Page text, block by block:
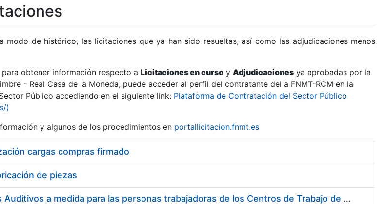
modo de histórico, las licitaciones que ya han sido resueltas, así como las adjudicaciones menos
obtener información respecto a Licitaciones en curso y Adjudicaciones ya aprobadas por la
- Real Casa de la Moneda, puede acceder al perfil del contratante del a FNMT-RCM en la
Público accediendo en el siguiente link: Plataforma de Contratación del Sector Público
)
y algunos de los procedimientos en portallicitacion.fnmt.es
cargas compras firmado
de piezas
Suministro de Protectores Auditivos a medida para las personas trabajadoras de los Centros de Trabajo de Madrid y Burgos